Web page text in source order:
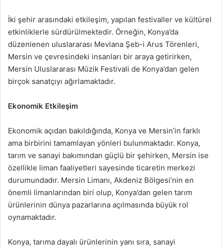
İki şehir arasındaki etkileşim, yapılan festivaller ve kültürel
etkinliklerle sürdürülmektedir. Örneğin, Konya’da
düzenlenen uluslararası Mevlana Şeb-i Arus Törenleri,
Mersin ve çevresindeki insanları bir araya getirirken,
Mersin Uluslararası Müzik Festivali de Konya’dan gelen
birçok sanatçıyı ağırlamaktadır.
Ekonomik Etkileşim
Ekonomik açıdan bakıldığında, Konya ve Mersin’in farklı
ama birbirini tamamlayan yönleri bulunmaktadır. Konya,
tarım ve sanayi bakımından güçlü bir şehirken, Mersin ise
özellikle liman faaliyetleri sayesinde ticaretin merkezi
durumundadır. Mersin Limanı, Akdeniz Bölgesi’nin en
önemli limanlarından biri olup, Konya’dan gelen tarım
ürünlerinin dünya pazarlarına açılmasında büyük rol
oynamaktadır.
Konya, tarıma dayalı ürünlerinin yanı sıra, sanayi